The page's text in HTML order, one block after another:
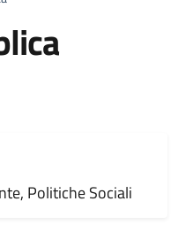
Politiche Sociali